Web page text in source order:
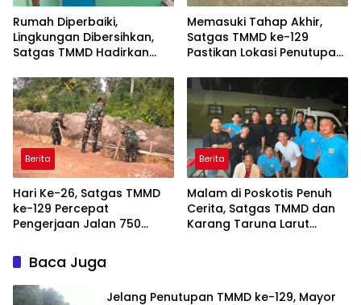
Rumah Diperbaiki,
Lingkungan Dibersihkan,
Satgas TMMD Hadirkan
Karyo
Memasuki Tahap Akhir,
Satgas TMMD ke-129
Pastikan Lokasi Penutupan
Berita
Hari Ke-26, Satgas TMMD
ke-129 Percepat
Pengerjaan Jalan 750
Berita
Malam di Poskotis Penuh
Cerita, Satgas TMMD dan
Karang Taruna Larut
Baca Juga
Jelang Penutupan TMMD ke-129, Mayor